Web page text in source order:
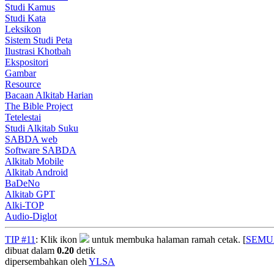
Studi Kamus
Studi Kata
Leksikon
Sistem Studi Peta
Ilustrasi Khotbah
Ekspositori
Gambar
Resource
Bacaan Alkitab Harian
The Bible Project
Tetelestai
Studi Alkitab Suku
SABDA web
Software SABDA
Alkitab Mobile
Alkitab Android
BaDeNo
Alkitab GPT
Alki-TOP
Audio-Diglot
TIP #11 : Klik ikon untuk membuka halaman ramah cetak. [
dibuat dalam 0.20 detik
dipersembahkan oleh YLSA